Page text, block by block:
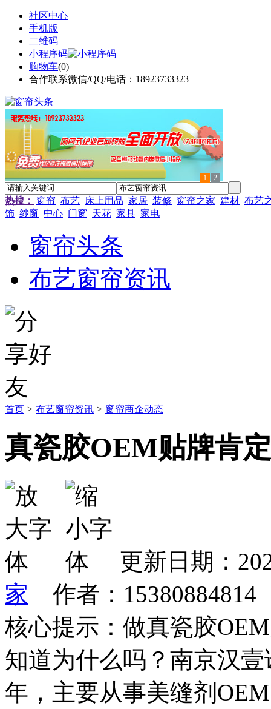
社区中心
手机版
二维码
小程序码
购物车(0)
合作联系微信/QQ/电话：18923733323
1 2
热搜： 窗帘 布艺 床上用品 家居 装修 窗帘之家 建材 布艺
饰 纱窗 中心 门窗 天花 家具 家电
窗帘头条
布艺窗帘资讯
首页 > 布艺窗帘资讯 > 窗帘商企动态
真瓷胶OEM贴牌肯
更新日期：
家 作者：
核心提示：做真瓷胶
知道为什么吗？南京汉
年，主要从事美缝剂